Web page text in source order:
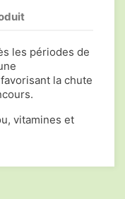
les périodes de
la chute
vitamines et